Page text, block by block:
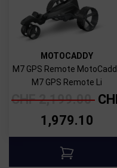
MOTOCADDY
M7 GPS Remote
M7 GPS Remote Li
CHF 2,199.00
1,979.10